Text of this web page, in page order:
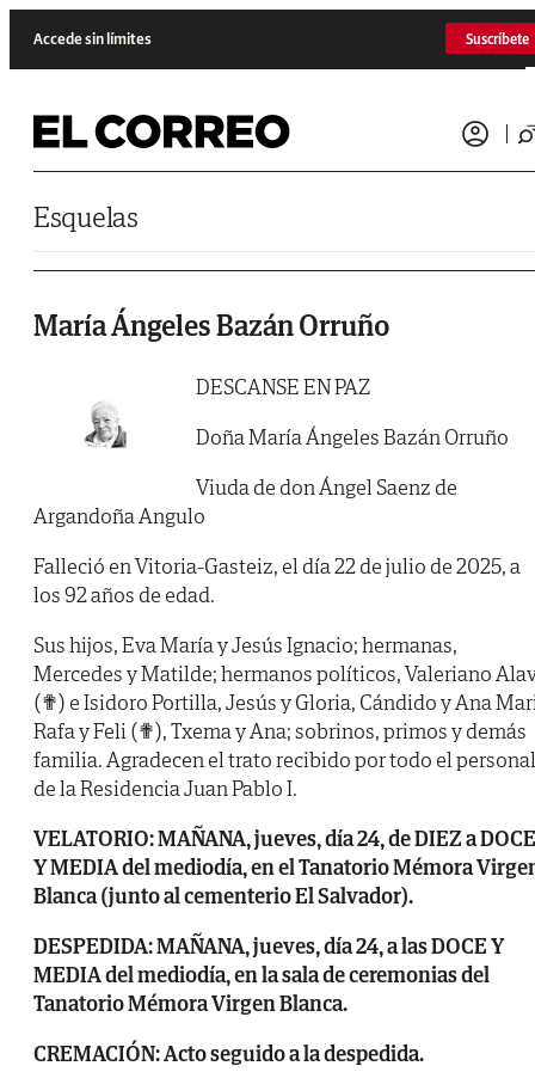
Accede sin límites Suscríbete
Esquelas
María Ángeles Bazán Orruño
DESCANSE EN PAZ
Doña María Ángeles Bazán Orruño
Viuda de don Ángel Saenz de
Argandoña Angulo
Falleció en Vitoria-Gasteiz, el día 22 de julio de 2025, a
los 92 años de edad.
Sus hijos, Eva María y Jesús Ignacio; hermanas,
Mercedes y Matilde; hermanos políticos, Valeriano
(✟) e Isidoro Portilla, Jesús y Gloria, Cándido y Ana
Rafa y Feli (✟), Txema y Ana; sobrinos, primos y demás
familia. Agradecen el trato recibido por todo el personal
de la Residencia Juan Pablo I.
VELATORIO: MAÑANA, jueves, día 24, de DIEZ a DOCE
Y MEDIA del mediodía, en el Tanatorio Mémora
Blanca (junto al cementerio El Salvador).
DESPEDIDA: MAÑANA, jueves, día 24, a las DOCE Y
MEDIA del mediodía, en la sala de ceremonias del
Tanatorio Mémora Virgen Blanca.
CREMACIÓN: Acto seguido a la despedida.